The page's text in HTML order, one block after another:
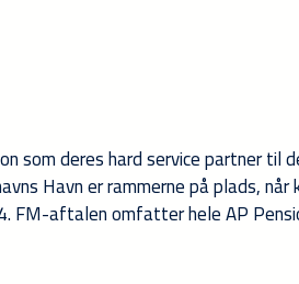
som deres hard service partner til
Havn er rammerne på plads, når
FM-aftalen omfatter hele AP